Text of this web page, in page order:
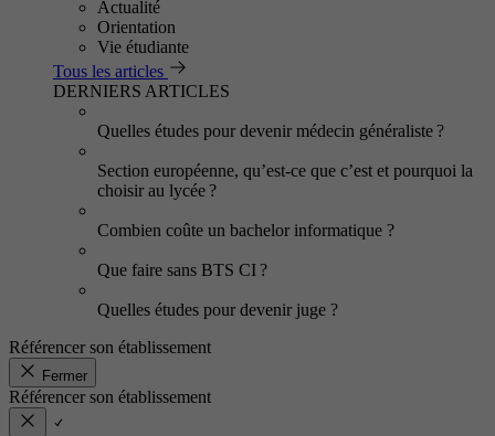
Actualité
Orientation
Vie étudiante
Tous les articles
DERNIERS ARTICLES
Quelles études pour devenir médecin généraliste ?
Section européenne, qu’est-ce que c’est et pourquoi la
choisir au lycée ?
Combien coûte un bachelor informatique ?
Que faire sans BTS CI ?
Quelles études pour devenir juge ?
Référencer son établissement
Fermer
Référencer son établissement